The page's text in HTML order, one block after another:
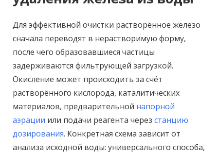
Для эффективной очистки растворённое железо
сначала переводят в нерастворимую форму,
после чего образовавшиеся частицы
задерживаются фильтрующей загрузкой.
Окисление может происходить за счёт
растворённого кислорода, каталитических
материалов, предварительной напорной
аэрации или подачи реагента через станцию
дозирования. Конкретная схема зависит от
анализа исходной воды: универсального способа,